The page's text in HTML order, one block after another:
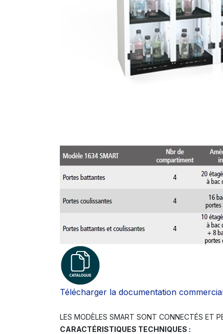
Télécharger la documentation
LES MODÈLES SMART SONT CONNECTÉS ET
CARACTÉRISTIQUES TECHNIQUES :